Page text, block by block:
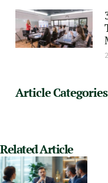
Article Categories
Related Article